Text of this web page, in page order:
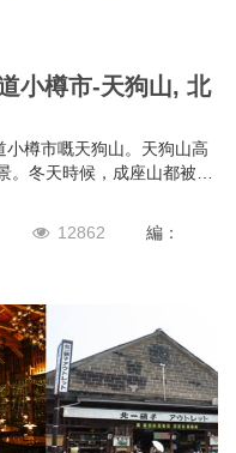
小樽市-天狗山, 北
樽市嘅天狗山。天狗山高
冬天時候，成座山都被白
12862
編：